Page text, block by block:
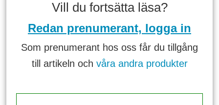
Vill du fortsätta läsa?
Redan prenumerant, logga in
Som prenumerant hos oss får du tillgång
till artikeln och våra andra produkter